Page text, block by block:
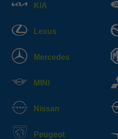
KIA
Lexus
Mercedes
MINI
Nissan
Peugeot